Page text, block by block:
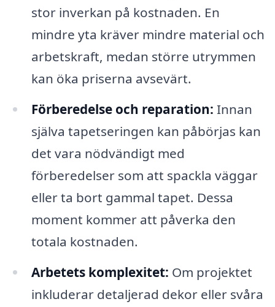
stor inverkan på kostnaden. En
mindre yta kräver mindre material och
arbetskraft, medan större utrymmen
kan öka priserna avsevärt.
Förberedelse och reparation: Innan
själva tapetseringen kan påbörjas kan
det vara nödvändigt med
förberedelser som att spackla väggar
eller ta bort gammal tapet. Dessa
moment kommer att påverka den
totala kostnaden.
Arbetets komplexitet: Om projektet
inkluderar detaljerad dekor eller svåra